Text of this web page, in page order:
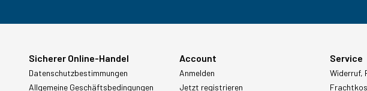
Sicherer Online-Handel
Datenschutzbestimmungen
Allgemeine Geschäftsbedingungen
Account
Anmelden
Jetzt registrieren
Service
Widerruf,